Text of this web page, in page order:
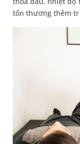
tổn thương thêm